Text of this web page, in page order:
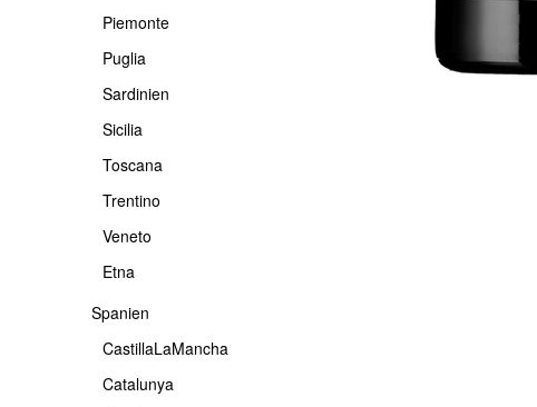
Piemonte
Puglia
Sardinien
Sicilia
Toscana
Trentino
Veneto
Etna
Spanien
CastillaLaMancha
Catalunya